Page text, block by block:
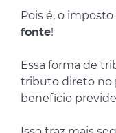
Pois é, o
fonte!
Essa forma de
tributo direto no
benefício